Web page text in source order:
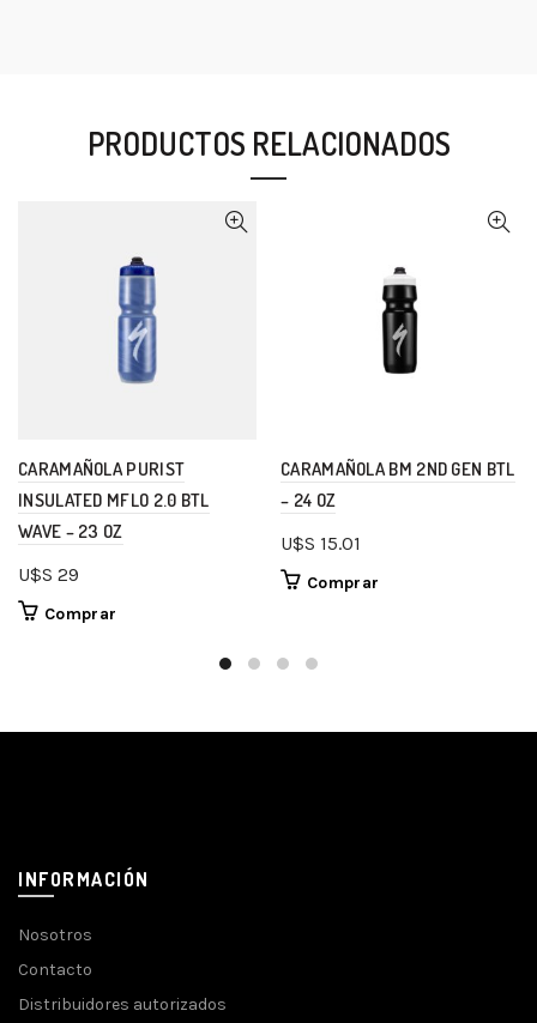
PRODUCTOS RELACIONADOS
CARAMAÑOLA PURIST
INSULATED MFLO 2.0 BTL
WAVE – 23 OZ
U$S 29
Comprar
CARAMAÑOLA BM 2ND GEN BTL
– 24 OZ
U$S 15.01
Comprar
INFORMACIÓN
Nosotros
Contacto
Distribuidores autorizados